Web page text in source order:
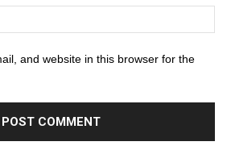
and website in this browser for the